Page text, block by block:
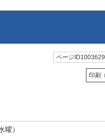
ページID1003629
印刷
曜）